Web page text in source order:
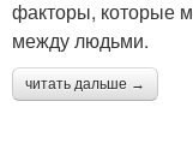
факторы, которые
между людьми.
читать дальше →